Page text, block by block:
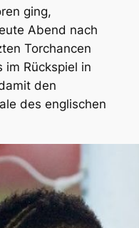
ging,
Abend nach
Torchancen
im Rückspiel in
den
des englischen